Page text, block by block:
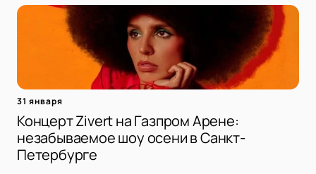
31 января
Концерт Zivert на Газпром Арене:
незабываемое шоу осени в Санкт-
Петербурге